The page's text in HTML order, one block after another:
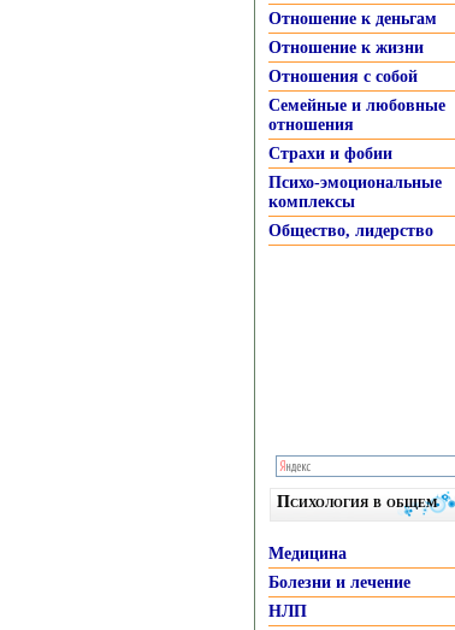
Отношение к деньгам
Отношение к жизни
Отношения с собой
Семейные и любовные
отношения
Страхи и фобии
Психо-эмоциональные
комплексы
Общество, лидерство
Психология в общем
Медицина
Болезни и лечение
НЛП